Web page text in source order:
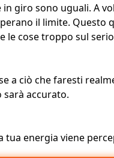
giro sono uguali. A
il limite. Questo
le cose troppo sul
a ciò che faresti
accurato.
tua energia viene